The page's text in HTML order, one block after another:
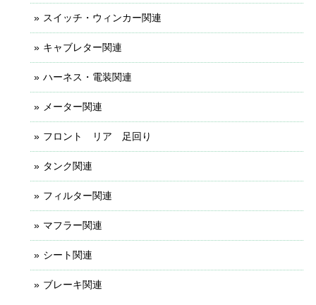
スイッチ・ウィンカー関連
キャブレター関連
ハーネス・電装関連
メーター関連
フロント リア 足回り
タンク関連
フィルター関連
マフラー関連
シート関連
ブレーキ関連